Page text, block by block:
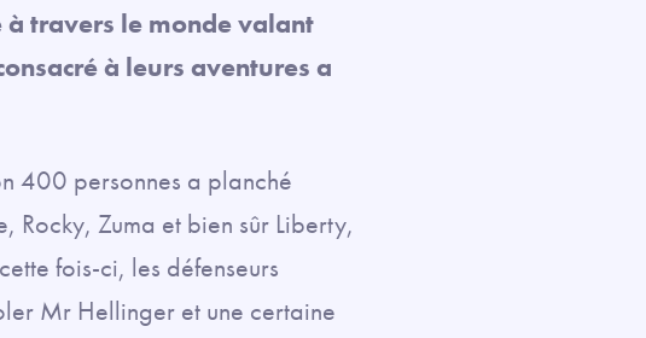
travers le monde valant
à leurs aventures a
400 personnes a planché
Rocky, Zuma et bien sûr Liberty,
fois-ci, les défenseurs
Mr Hellinger et une certaine